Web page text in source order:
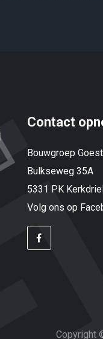
Contact
Bouwgroep
Bulkseweg 35A
5331 PK
Volg ons op
Copyright